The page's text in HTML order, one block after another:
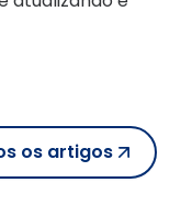
os artigos